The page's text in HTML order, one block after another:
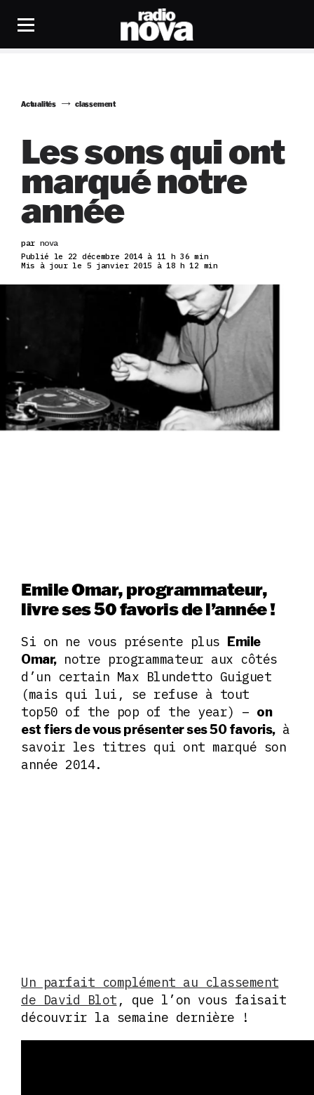
Actualités classement
Les sons qui ont
marqué notre
année
par nova
Publié le 22 décembre 2014 à 11 h 36 min
Mis à jour le 5 janvier 2015 à 18 h 12 min
Emile Omar, programmateur,
livre ses 50 favoris de l’année !
Si on ne vous présente plus Emile
Omar,notre programmateur aux côtés
d’un certain Max Blundetto Guiguet
(mais qui lui, se refuse à tout
top50 of the pop of the year) – on
est fiers de vous présenter ses 50 favoris,à
savoir les titres qui ont marqué son
année 2014.
Un parfait complément au classement
de David Blot , que l’on vous faisait
découvrir la semaine dernière !